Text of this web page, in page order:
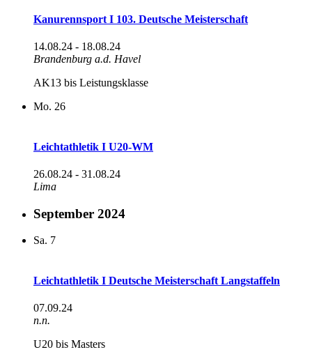
Kanurennsport I 103. Deutsche Meisterschaft
14.08.24 - 18.08.24
Brandenburg a.d. Havel
AK13 bis Leistungsklasse
Mo. 26
Leichtathletik I U20-WM
26.08.24 - 31.08.24
Lima
September 2024
Sa. 7
Leichtathletik I Deutsche Meisterschaft Langstaffeln
07.09.24
n.n.
U20 bis Masters